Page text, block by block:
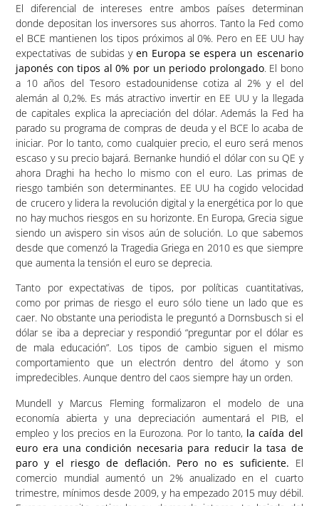
El diferencial de intereses entre ambos países determinan
donde depositan los inversores sus ahorros. Tanto la Fed como
el BCE mantienen los tipos próximos al 0%. Pero en EE UU hay
expectativas de subidas y en Europa se espera un escenario
japonés con tipos al 0% por un periodo prolongado. El bono
a 10 años del Tesoro estadounidense cotiza al 2% y el del
alemán al 0,2%. Es más atractivo invertir en EE UU y la llegada
de capitales explica la apreciación del dólar. Además la Fed ha
parado su programa de compras de deuda y el BCE lo acaba de
iniciar. Por lo tanto, como cualquier precio, el euro será menos
escaso y su precio bajará. Bernanke hundió el dólar con su QE y
ahora Draghi ha hecho lo mismo con el euro. Las primas de
riesgo también son determinantes. EE UU ha cogido velocidad
de crucero y lidera la revolución digital y la energética por lo que
no hay muchos riesgos en su horizonte. En Europa, Grecia sigue
siendo un avispero sin visos aún de solución. Lo que sabemos
desde que comenzó la Tragedia Griega en 2010 es que siempre
que aumenta la tensión el euro se deprecia.
Tanto por expectativas de tipos, por políticas cuantitativas,
como por primas de riesgo el euro sólo tiene un lado que es
caer. No obstante una periodista le preguntó a Dornsbusch si el
dólar se iba a depreciar y respondió “preguntar por el dólar es
de mala educación”. Los tipos de cambio siguen el mismo
comportamiento que un electrón dentro del átomo y son
impredecibles. Aunque dentro del caos siempre hay un orden.
Mundell y Marcus Fleming formalizaron el modelo de una
economía abierta y una depreciación aumentará el PIB, el
empleo y los precios en la Eurozona. Por lo tanto, la caída del
euro era una condición necesaria para reducir la tasa de
paro y el riesgo de deflación. Pero no es suficiente. El
comercio mundial aumentó un 2% anualizado en el cuarto
trimestre, mínimos desde 2009, y ha empezado 2015 muy débil.